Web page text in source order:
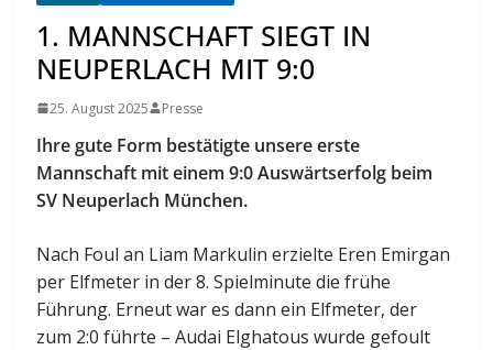
1. MANNSCHAFT SIEGT IN
NEUPERLACH MIT 9:0
25. August 2025 Presse
Ihre gute Form bestätigte unsere erste
Mannschaft mit einem 9:0 Auswärtserfolg beim
SV Neuperlach München.
Nach Foul an Liam Markulin erzielte Eren Emirgan
per Elfmeter in der 8. Spielminute die frühe
Führung. Erneut war es dann ein Elfmeter, der
zum 2:0 führte – Audai Elghatous wurde gefoult